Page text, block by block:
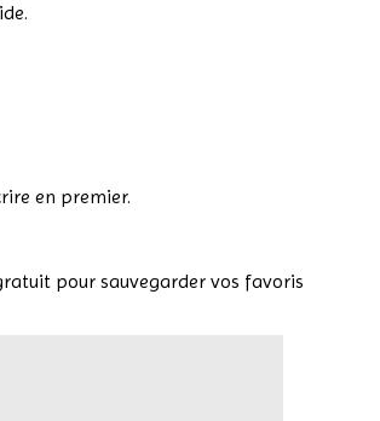
en premier.
pour sauvegarder vos favoris